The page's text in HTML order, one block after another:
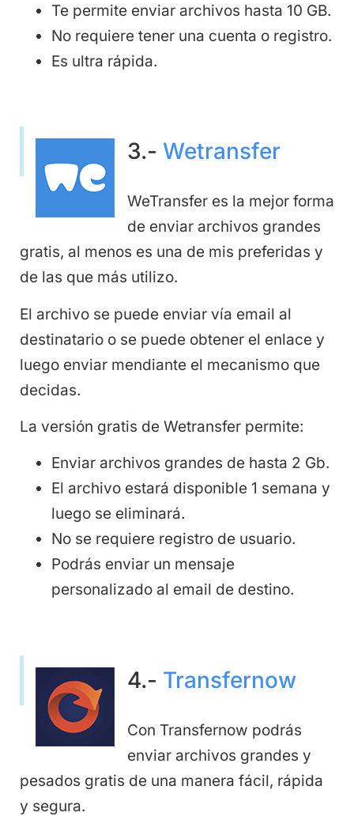
Te permite enviar archivos hasta 10 GB.
No requiere tener una cuenta o registro.
Es ultra rápida.
3.- Wetransfer
WeTransfer es la mejor forma
de enviar archivos grandes
gratis, al menos es una de mis preferidas y
de las que más utilizo.
El archivo se puede enviar vía email al
destinatario o se puede obtener el enlace y
luego enviar mendiante el mecanismo que
decidas.
La versión gratis de Wetransfer permite:
Enviar archivos grandes de hasta 2 Gb.
El archivo estará disponible 1 semana y
luego se eliminará.
No se requiere registro de usuario.
Podrás enviar un mensaje
personalizado al email de destino.
4.- Transfernow
Con Transfernow podrás
enviar archivos grandes y
pesados gratis de una manera fácil, rápida
y segura.